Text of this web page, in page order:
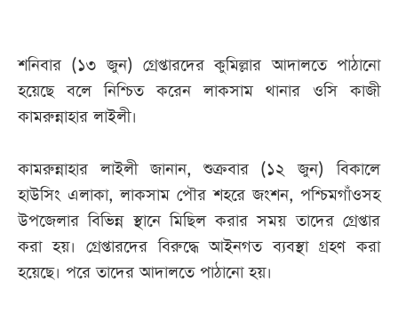
ই-
পেপার
শনিবার (১৩ জুন) গ্রেপ্তারদের কুমিল্লার আদালতে পাঠানো
হয়েছে বলে নিশ্চিত করেন লাকসাম থানার ওসি কাজী
কামরুন্নাহার লাইলী।
কামরুন্নাহার লাইলী জানান, শুক্রবার (১২ জুন) বিকালে
হাউসিং এলাকা, লাকসাম পৌর শহরে জংশন, পশ্চিমগাঁওসহ
উপজেলার বিভিন্ন স্থানে মিছিল করার সময় তাদের গ্রেপ্তার
করা হয়। গ্রেপ্তারদের বিরুদ্ধে আইনগত ব্যবস্থা গ্রহণ করা
হয়েছে। পরে তাদের আদালতে পাঠানো হয়।